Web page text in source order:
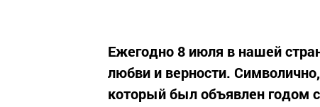
Ежегодно 8 июля в нашей
любви и верности.
который был объявлен годом